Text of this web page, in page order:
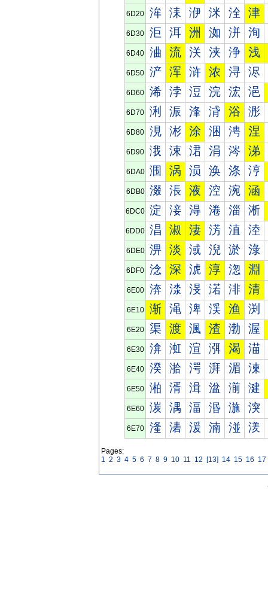
6D20 洠 洡 洢 洣 洤 津
6D30 洰 洱 洲 洳 洴 洵
6D40 浀 流 浂 浃 浄 浅
6D50 浐 浑 浒 浓 浔 浕
6D60 浠 浡 浢 浣 浤 浥
6D70 浰 浱 浲 浳 浴 浵
6D80 涀 涁 涂 涃 涄 涅
6D90 涐 涑 涒 涓 涔 涕
6DA0 涠 涡 涢 涣 涤 涥
6DB0 涰 涱 液 涳 涴 涵
6DC0 淀 淁 淂 淃 淄 淅
6DD0 淐 淑 淒 淓 淔 淕
6DE0 淠 淡 淢 淣 淤 淥
6DF0 淰 深 淲 淳 淴 淵
6E00 渀 渁 渂 渃 渄 清
6E10 渐 渑 渒 渓 渔 渕
6E20 渠 渡 渢 渣 渤 渥
6E30 渰 渱 渲 渳 渴 渵
6E40 湀 湁 湂 湃 湄 湅
6E50 湐 湑 湒 湓 湔 湕
6E60 湠 湡 湢 湣 湤 湥
6E70 湰 湱 湲 湳 湴 湵
Pages:
1 2 3 4 5 6 7 8 9 10 11 12 [13] 14 15 16 17